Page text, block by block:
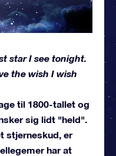
star I see tonight.
the wish I wish
til 1800-tallet og
sig lidt "held".
stjerneskud, er
har at